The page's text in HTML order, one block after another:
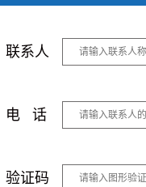
联系人
电 话
验证码